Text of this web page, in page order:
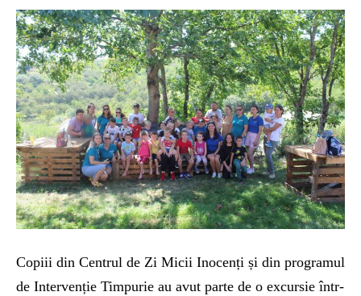
Copiii din Centrul de Zi Micii Inocenți și din programul
de Intervenție Timpurie au avut parte de o excursie într-